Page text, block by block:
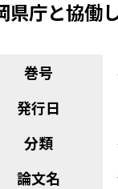
県庁と協働
巻号
発行日
分類
論文名